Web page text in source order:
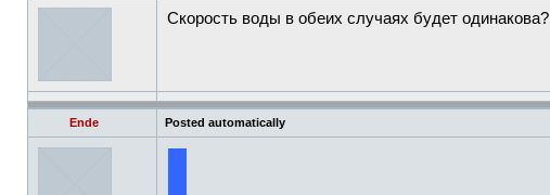
Скорость воды в обеих случаях будет одинакова?
Ende Posted automatically